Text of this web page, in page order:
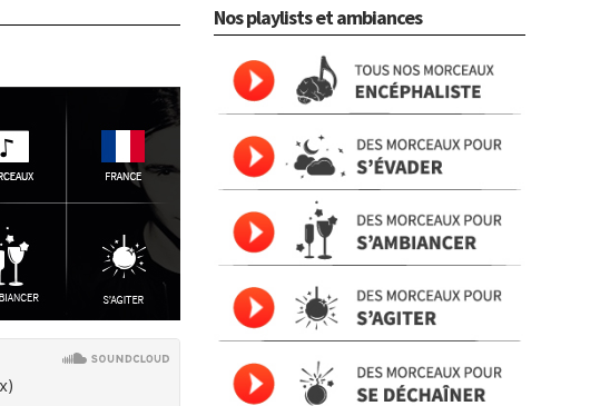
Nos playlists et ambiances